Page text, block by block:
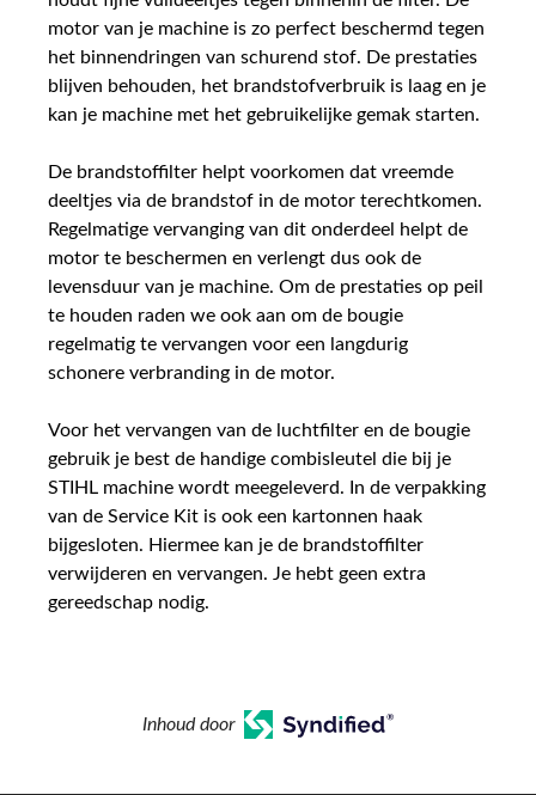
motor van je machine is zo perfect beschermd tegen
het binnendringen van schurend stof. De prestaties
blijven behouden, het brandstofverbruik is laag en je
kan je machine met het gebruikelijke gemak starten.
De brandstoffilter helpt voorkomen dat vreemde
deeltjes via de brandstof in de motor terechtkomen.
Regelmatige vervanging van dit onderdeel helpt de
motor te beschermen en verlengt dus ook de
levensduur van je machine. Om de prestaties op peil
te houden raden we ook aan om de bougie
regelmatig te vervangen voor een langdurig
schonere verbranding in de motor.
Voor het vervangen van de luchtfilter en de bougie
gebruik je best de handige combisleutel die bij je
STIHL machine wordt meegeleverd. In de verpakking
van de Service Kit is ook een kartonnen haak
bijgesloten. Hiermee kan je de brandstoffilter
verwijderen en vervangen. Je hebt geen extra
gereedschap nodig.
Inhoud door